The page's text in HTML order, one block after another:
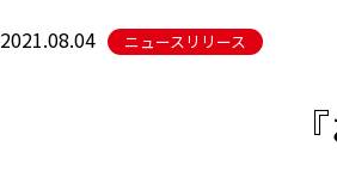
2021.08.04 ニュースリリース